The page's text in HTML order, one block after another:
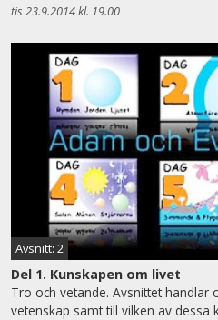
tis 23.9.2014 kl. 19.00
Avsnitt: 2
Del 1. Kunskapen om livet
Tro och vetande. Avsnittet handlar
vetenskap samt till vilken av dessa